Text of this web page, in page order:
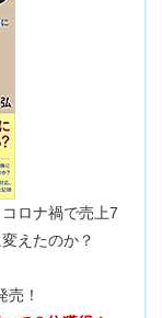
ロナ禍で売上7
えたのか？
！